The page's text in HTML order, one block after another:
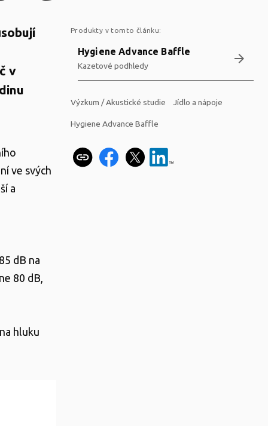
v
Produkty v tomto článku:
Hygiene Advance Baffle
Kazetové podhledy arrow_forward
Výzkum / Akustické studie Jídlo a nápoje
Hygiene Advance Baffle
ve svých
a
dB na
80 dB,
hluku